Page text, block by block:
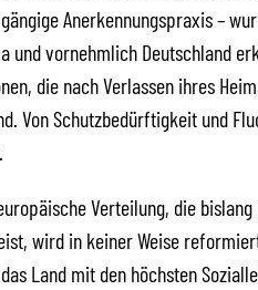
Anerkennungspraxis –
und vornehmlich Deutschland
die nach Verlassen ihres
Von Schutzbedürftigkeit und
Verteilung, die
wird in keiner Weise
Land mit den höchsten